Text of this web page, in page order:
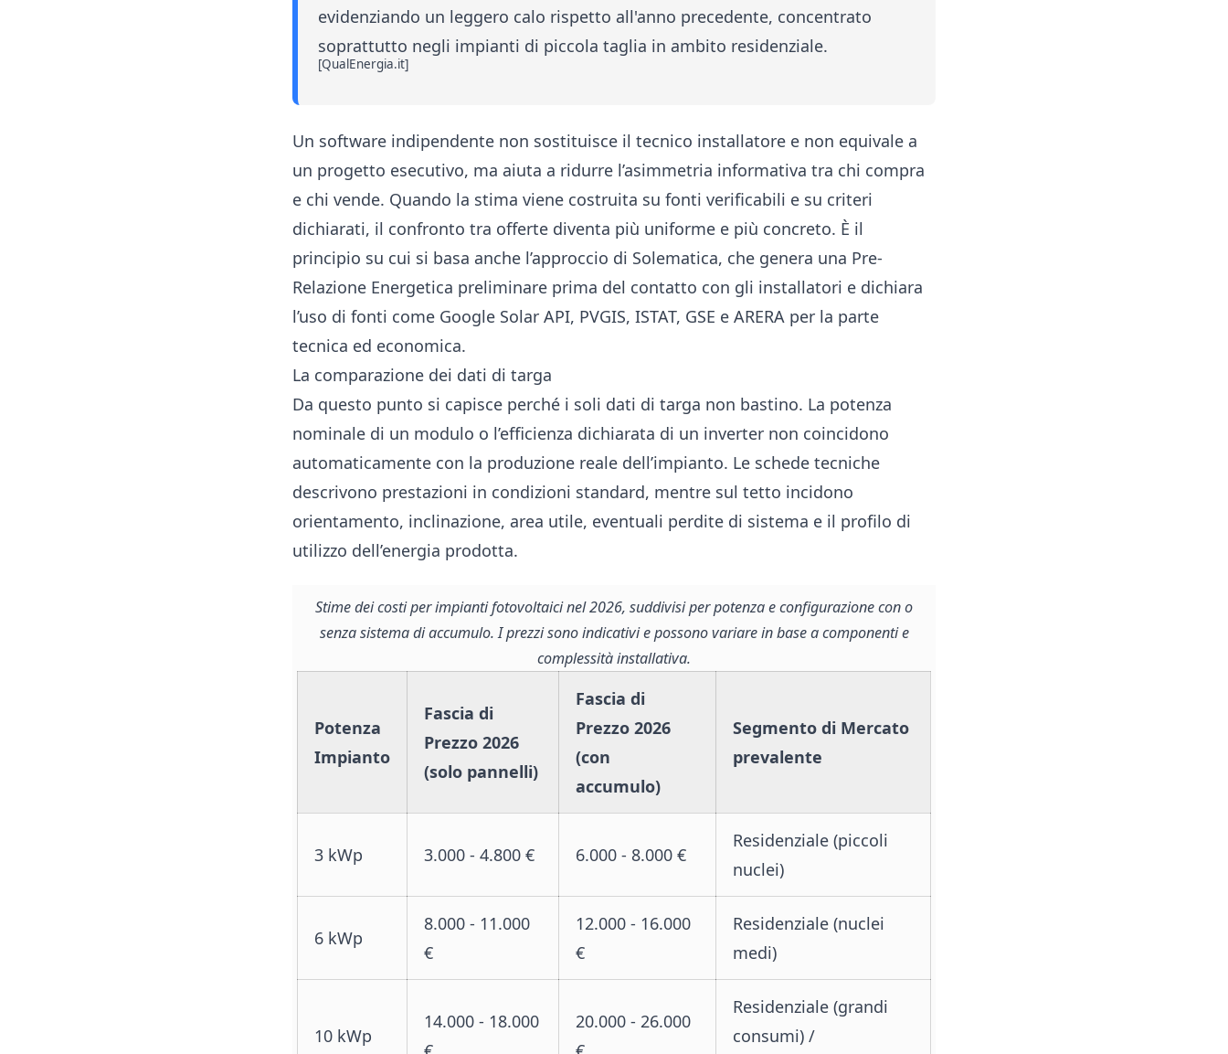
evidenziando un leggero calo rispetto all'anno precedente, concentrato
soprattutto negli impianti di piccola taglia in ambito residenziale.
[QualEnergia.it]
Un software indipendente non sostituisce il tecnico installatore e non equivale a
un progetto esecutivo, ma aiuta a ridurre l’asimmetria informativa tra chi compra
e chi vende. Quando la stima viene costruita su fonti verificabili e su criteri
dichiarati, il confronto tra offerte diventa più uniforme e più concreto. È il
principio su cui si basa anche l’approccio di Solematica, che genera una Pre-
Relazione Energetica preliminare prima del contatto con gli installatori e dichiara
l’uso di fonti come Google Solar API, PVGIS, ISTAT, GSE e ARERA per la parte
tecnica ed economica.
La comparazione dei dati di targa
Da questo punto si capisce perché i soli dati di targa non bastino. La potenza
nominale di un modulo o l’efficienza dichiarata di un inverter non coincidono
automaticamente con la produzione reale dell’impianto. Le schede tecniche
descrivono prestazioni in condizioni standard, mentre sul tetto incidono
orientamento, inclinazione, area utile, eventuali perdite di sistema e il profilo di
utilizzo dell’energia prodotta.
Stime dei costi per impianti fotovoltaici nel 2026, suddivisi per potenza e configurazione con o
senza sistema di accumulo. I prezzi sono indicativi e possono variare in base a componenti e
complessità installativa.
Potenza
Impianto
Fascia di
Prezzo 2026
(solo pannelli)
Fascia di
Prezzo 2026
(con
accumulo)
Segmento di Mercato
prevalente
3 kWp 3.000 - 4.800 € 6.000 - 8.000 €
Residenziale (piccoli
nuclei)
6 kWp
8.000 - 11.000
€
12.000 - 16.000
€
Residenziale (nuclei
medi)
10 kWp
14.000 - 18.000
20.000 - 26.000
Residenziale (grandi
consumi) /